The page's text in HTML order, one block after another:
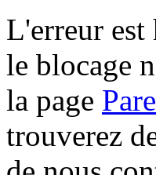
L'erreur est
le blocage
la page
trouverez